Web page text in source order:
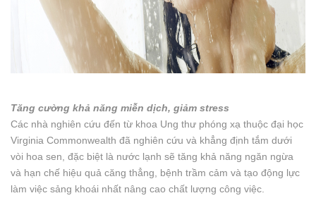
Tăng cường khả năng miễn dịch, giảm stress
Các nhà nghiên cứu đến từ khoa Ung thư phóng xạ thuộc đại học
Virginia Commonwealth đã nghiên cứu và khẳng định tắm dưới
vòi hoa sen, đặc biệt là nước lạnh sẽ tăng khả năng ngăn ngừa
và hạn chế hiệu quả căng thẳng, bệnh trầm cảm và tạo động lực
làm việc sảng khoái nhất nâng cao chất lượng công việc.